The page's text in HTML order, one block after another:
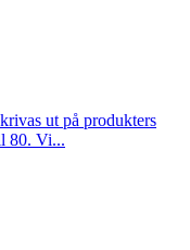
ut på produkters
80. Vi...